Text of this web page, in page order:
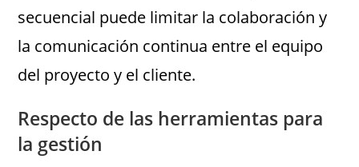
secuencial puede limitar la colaboración y
la comunicación continua entre el equipo
del proyecto y el cliente.
Respecto de las herramientas para
la gestión